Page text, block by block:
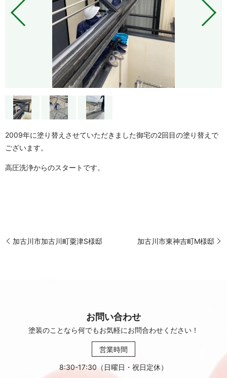
2009年に塗り替えさせていただきました御宅の2回目の塗り替えで
ございます。
高圧洗浄からのスタートです。
加古川市加古川町粟津S様邸 加古川市東神吉町M様邸
お問い合わせ
塗装のことなら何でもお気軽にお問合わせください！
営業時間
8:30-17:30（日曜日・祝日定休）